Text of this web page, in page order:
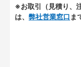
※お取引（見積り、
は、 弊社営業窓口 ま